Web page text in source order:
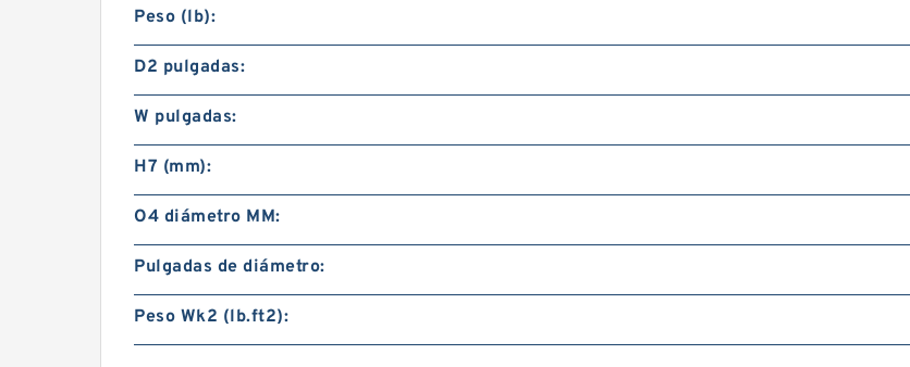
Peso (lb):
D2 pulgadas:
W pulgadas:
H7 (mm):
O4 diámetro MM:
Pulgadas de diámetro:
Peso Wk2 (lb.ft2):